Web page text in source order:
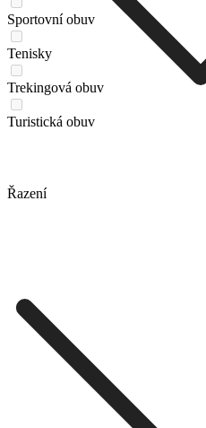
Sportovní obuv
Tenisky
Trekingová obuv
Turistická obuv
Řazení